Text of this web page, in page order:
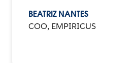
BEATRIZ NANTES
COO, EMPIRICUS